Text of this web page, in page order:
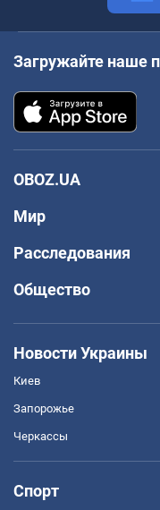
Загружайте наше
OBOZ.UA
Мир
Расследования
Общество
Новости Украины
Киев
Запорожье
Черкассы
Спорт